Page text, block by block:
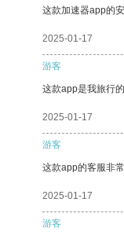
这款加速器app的
2025-01-17
游客
这款app是我旅行
2025-01-17
游客
这款app的客服非
2025-01-17
游客